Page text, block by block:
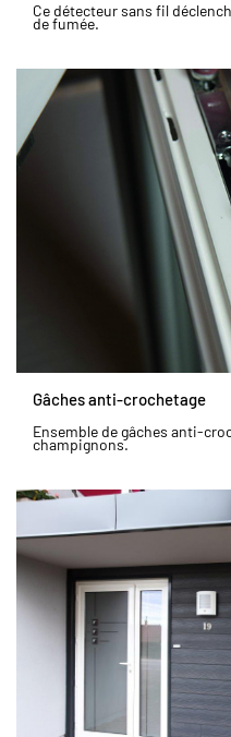
Ce détecteur sans fil
de fumée.
Gâches anti-crochetage
Ensemble de gâches anti-
champignons.